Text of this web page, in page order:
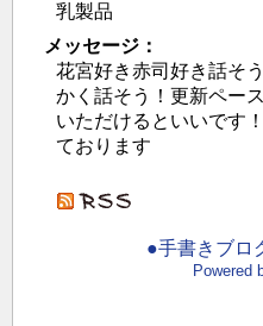
乳製品
メッセージ：
花宮好き赤司好き話そ
かく話そう！更新ペー
いただけるといいです
ております
●手書きブロ
Powered